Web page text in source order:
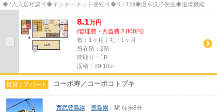
◆2人入居相談可◆インターネット接続可◆B／T別◆温水洗浄便座◆追焚機能◆
8.1万円
(管理費・共益費 2,000円)
敷：1ヶ月｜礼：1ヶ月
所在階：2階
間取り：1R
面積：29.18㎡
賃貸｜アパート コーポ寿／コーポコトブキ
西武豊島線 「 豊島園 」駅 徒歩8分